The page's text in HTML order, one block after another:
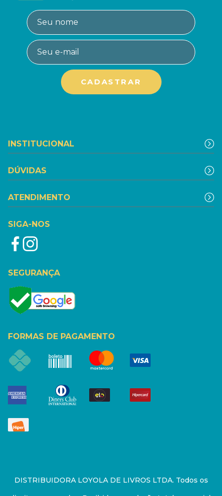
INSTITUCIONAL
DÚVIDAS
ATENDIMENTO
SIGA-NOS
SEGURANÇA
FORMAS DE PAGAMENTO
DISTRIBUIDORA LOYOLA DE LIVROS LTDA. Todos os